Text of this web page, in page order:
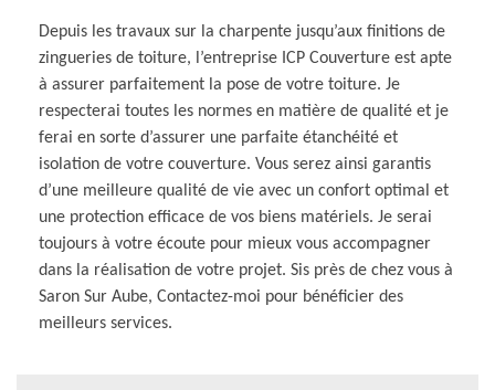
Depuis les travaux sur la charpente jusqu’aux finitions de
zingueries de toiture, l’entreprise ICP Couverture est apte
à assurer parfaitement la pose de votre toiture. Je
respecterai toutes les normes en matière de qualité et je
ferai en sorte d’assurer une parfaite étanchéité et
isolation de votre couverture. Vous serez ainsi garantis
d’une meilleure qualité de vie avec un confort optimal et
une protection efficace de vos biens matériels. Je serai
toujours à votre écoute pour mieux vous accompagner
dans la réalisation de votre projet. Sis près de chez vous à
Saron Sur Aube, Contactez-moi pour bénéficier des
meilleurs services.